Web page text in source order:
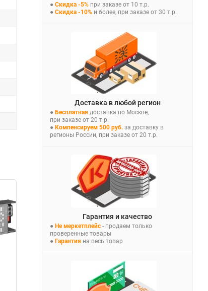
● Скидка -5% при заказе от 10 т.р.
● Скидка -10% и более, при заказе от 30 т.р.
Доставка в любой регион
● Бесплатная доставка по Москве,
при заказе от 20 т.р.
● Компенсируем 500 руб. за доставку в
регионы России, при заказе от 20 т.р.
Гарантия и качество
● Не меркетплейс - продаем только
проверенные товары
● Гарантия на весь товар